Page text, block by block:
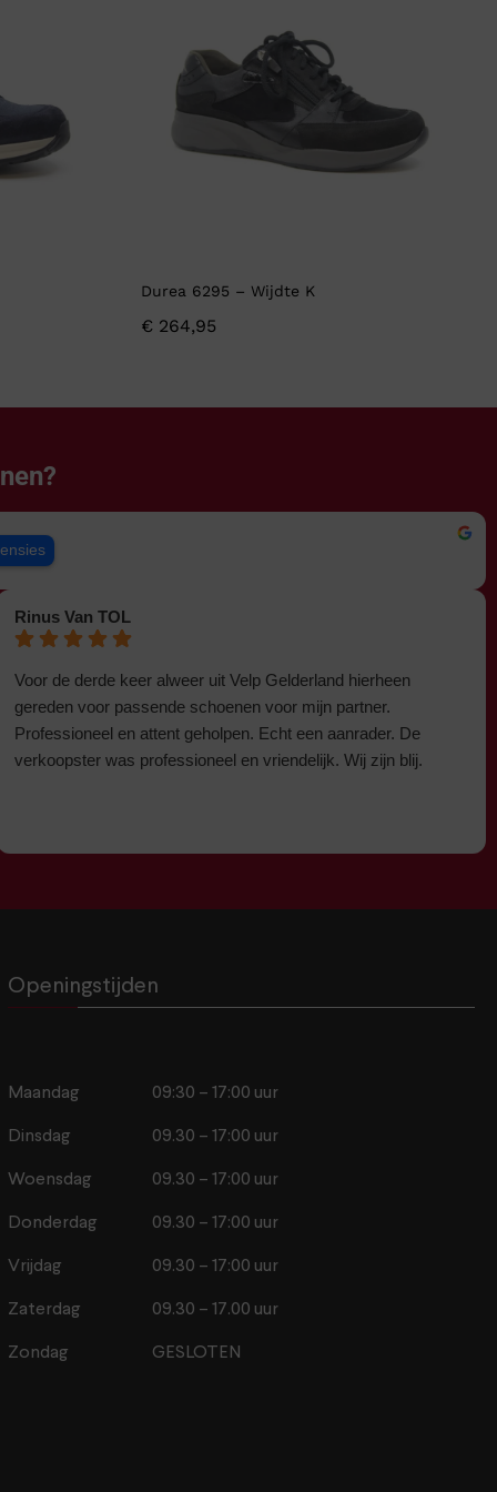
Durea 6295 – Wijdte K
€ 264,95
Rinus Van TOL
Voor de derde keer alweer uit Velp Gelderland hierheen
gereden voor passende schoenen voor mijn partner.
Professioneel en attent geholpen. Echt een aanrader. De
verkoopster was professioneel en vriendelijk. Wij zijn blij.
Openingstijden
Maandag 09:30 – 17:00 uur
Dinsdag 09.30 – 17:00 uur
Woensdag 09.30 – 17:00 uur
Donderdag 09.30 – 17:00 uur
Vrijdag 09.30 – 17:00 uur
Zaterdag 09.30 – 17.00 uur
Zondag GESLOTEN